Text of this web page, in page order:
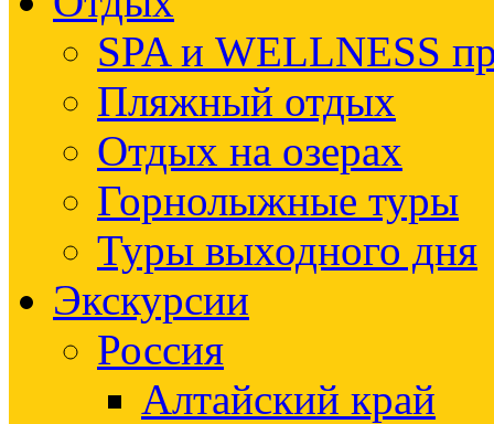
SPA и WELLNESS
Пляжный отдых
Отдых на озерах
Горнолыжные туры
Туры выходного дня
Экскурсии
Россия
Алтайский край